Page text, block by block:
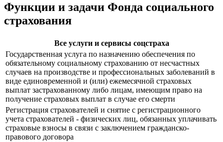
Функции и задачи Фонда социального
страхования
Все услуги и сервисы соцстраха
Государственная услуга по назначению обеспечения по
обязательному социальному страхованию от несчастных
случаев на производстве и профессиональных заболеваний в
виде единовременной и (или) ежемесячной страховых
выплат застрахованному либо лицам, имеющим право на
получение страховых выплат в случае его смерти
Регистрация страхователей и снятие с регистрационного
учета страхователей - физических лиц, обязанных уплачивать
страховые взносы в связи с заключением гражданско-
правового договора